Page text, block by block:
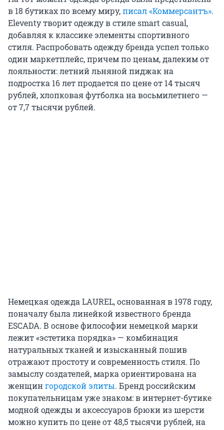
в 18 бутиках по всему миру,писал «Коммерсантъ».
Eleventy творит одежду в стиле smart casual,
добавляя к классике элементы спортивного
стиля. Распробовать одежду бренда успел только
один маркетплейс, причем по ценам, далеким от
лояльности: летний льняной пиджак на
подростка 16 лет продается по цене от 14 тысяч
рублей, хлопковая футболка на восьмилетнего —
от 7,7 тысячи рублей.
Немецкая одежда LAUREL, основанная в 1978 году,
поначалу была линейкой известного бренда
ESCADA. В основе философии немецкой марки
лежит «эстетика порядка» — комбинация
натуральных тканей и изысканный пошив
отражают простоту и современность стиля. По
замыслу создателей, марка ориентирована на
женщингородской элиты. Бренд российским
покупательницам уже знаком: в интернет-бутике
модной одежды и аксессуаров брюки из шерсти
можно купить по цене от 48,5 тысячи рублей, на